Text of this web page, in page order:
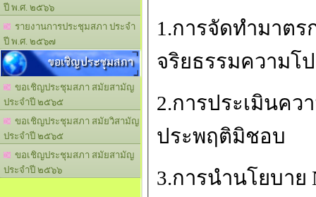
ปี พ.ศ. ๒๕๖๖
รายงานการประชุมสภา ประจำ
ปี พ.ศ. ๒๕๖๗
ขอเชิญประชุมสภา
ขอเชิญประชุมสภา สมัยสามัญ
ประจำปี ๒๕๖๕
ขอเชิญประชุมสภา สมัยวิสามัญ
ประจำปี ๒๕๖๕
ขอเชิญประชุมสภา สมัยสามัญ
ประจำปี ๒๕๖๖
1.การจัดทำมาต
จริยธรรมความโ
2.การประเมินคว
ประพฤติมิชอบ
3.การนำนโยบาย